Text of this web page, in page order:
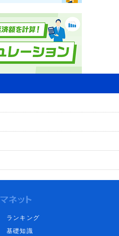
ランキング
基礎知識